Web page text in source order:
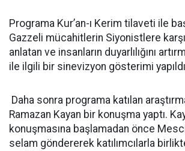
Programa Kur’an-ı Kerim tilaveti ile
Gazzeli mücahitlerin Siyonistlere
anlatan ve insanların duyarlılığını
ile ilgili bir sinevizyon gösterimi
Daha sonra programa katılan
Ramazan Kayan bir konuşma yaptı.
konuşmasına başlamadan önce
selam göndererek katılımcılarla